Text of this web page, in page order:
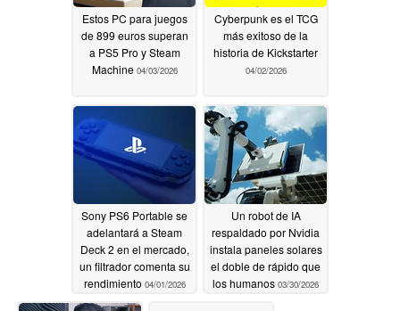
Estos PC para juegos
de 899 euros superan
a PS5 Pro y Steam
Machine 04/03/2026
Cyberpunk es el TCG
más exitoso de la
historia de Kickstarter
04/02/2026
Sony PS6 Portable se
adelantará a Steam
Deck 2 en el mercado,
un filtrador comenta su
rendimiento 04/01/2026
Un robot de IA
respaldado por Nvidia
instala paneles solares
el doble de rápido que
los humanos 03/30/2026